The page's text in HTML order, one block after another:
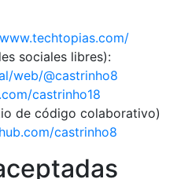
sociales libres):
web/@castrinho8
castrinho18
de código colaborativo)
castrinho8